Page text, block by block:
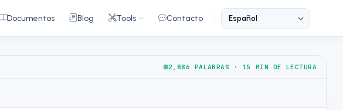
Documentos Blog Tools Contacto
2,886 PALABRAS · 15 MIN DE LECTURA